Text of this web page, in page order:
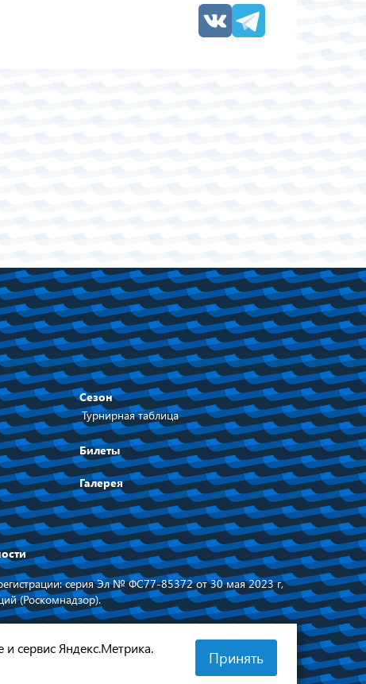
Сезон
Турнирная таблица
Билеты
Галерея
серия Эл № ФС77-85372 от 30 мая 2023 г,
(Роскомнадзор).
области
и сервис Яндекс.Метрика.
Принять